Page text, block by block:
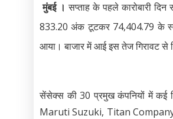
मुंबई । सप्ताह के पहले कारोबारी
833.20 अंक टूटकर 74,404.79 के
आया। बाजार में आई इस तेज गिरावट से
सेंसेक्स की 30 प्रमुख कंपनियों में कई
Maruti Suzuki, Titan Company